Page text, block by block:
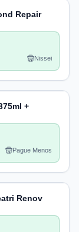
Repair
Nissei
+
Pague Menos
Renov